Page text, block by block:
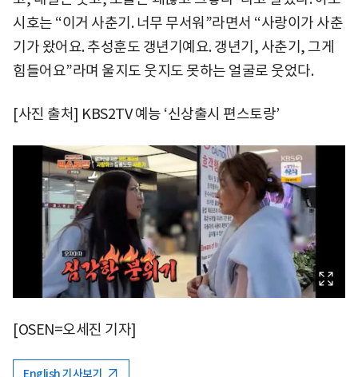
시호는 “이거 사춘기. 너무 무서워”라면서 “사랑이가 사춘
기가 왔어요. 추성훈도 갱년기예요. 갱년기, 사춘기, 그게
힘들어요”라며 울지도 웃지도 못하는 얼굴로 웃었다.
[사진 출처] KBS2TV 예능 ‘신상출시 편스토랑’
[OSEN=오세진 기자]
English 기사보기